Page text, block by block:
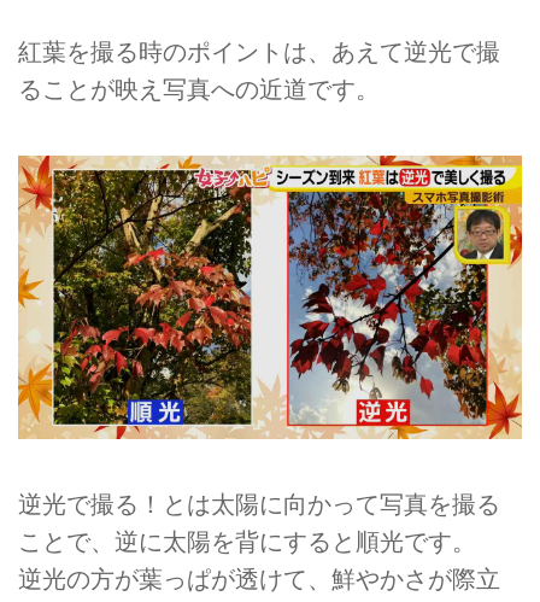
紅葉を撮る時のポイントは、あえて逆光で撮
ることが映え写真への近道です。
逆光で撮る！とは太陽に向かって写真を撮る
ことで、逆に太陽を背にすると順光です。
逆光の方が葉っぱが透けて、鮮やかさが際立